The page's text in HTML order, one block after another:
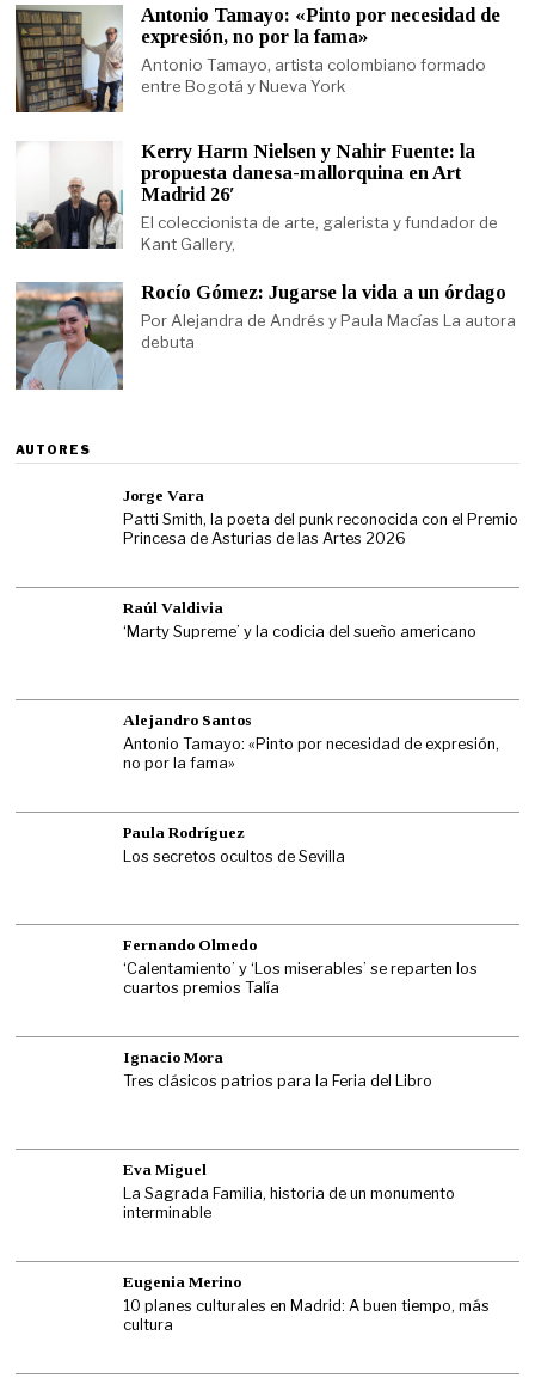
Antonio Tamayo: «Pinto por necesidad de
expresión, no por la fama»
Antonio Tamayo, artista colombiano formado
entre Bogotá y Nueva York
Kerry Harm Nielsen y Nahir Fuente: la
propuesta danesa-mallorquina en Art
Madrid 26′
El coleccionista de arte, galerista y fundador de
Kant Gallery,
Rocío Gómez: Jugarse la vida a un órdago
Por Alejandra de Andrés y Paula Macías La autora
debuta
AUTORES
Jorge Vara
Patti Smith, la poeta del punk reconocida con el Premio
Princesa de Asturias de las Artes 2026
Raúl Valdivia
‘Marty Supreme’ y la codicia del sueño americano
Alejandro Santos
Antonio Tamayo: «Pinto por necesidad de expresión,
no por la fama»
Paula Rodríguez
Los secretos ocultos de Sevilla
Fernando Olmedo
‘Calentamiento’ y ‘Los miserables’ se reparten los
cuartos premios Talía
Ignacio Mora
Tres clásicos patrios para la Feria del Libro
Eva Miguel
La Sagrada Familia, historia de un monumento
interminable
Eugenia Merino
10 planes culturales en Madrid: A buen tiempo, más
cultura